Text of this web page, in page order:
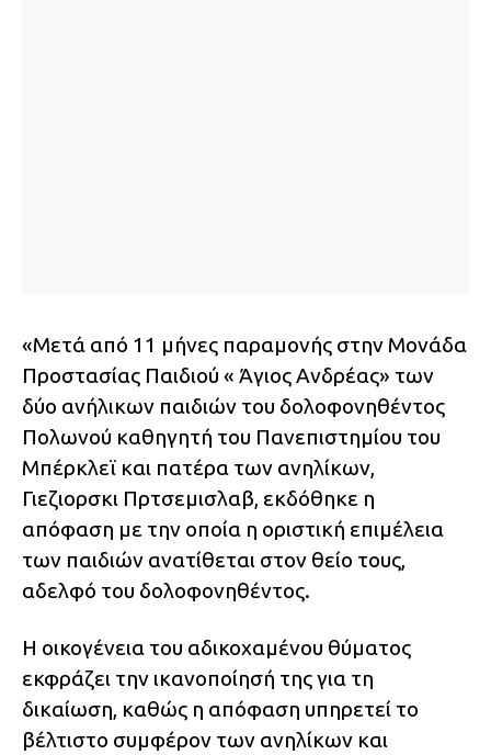
«Μετά από 11 μήνες παραμονής στην Μονάδα
Προστασίας Παιδιού « Άγιος Ανδρέας» των
δύο ανήλικων παιδιών του δολοφονηθέντος
Πολωνού καθηγητή του Πανεπιστημίου του
Μπέρκλεϊ και πατέρα των ανηλίκων,
Γιεζιορσκι Πρτσεμισλαβ, εκδόθηκε η
απόφαση με την οποία η οριστική επιμέλεια
των παιδιών ανατίθεται στον θείο τους,
αδελφό του δολοφονηθέντος.
Η οικογένεια του αδικοχαμένου θύματος
εκφράζει την ικανοποίησή της για τη
δικαίωση, καθώς η απόφαση υπηρετεί το
βέλτιστο συμφέρον των ανηλίκων και